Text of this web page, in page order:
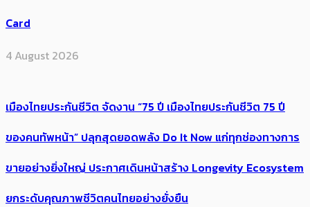
Card
4 August 2026
เมืองไทยประกันชีวิต จัดงาน “75 ปี เมืองไทยประกันชีวิต 75 ปี
ของคนทัพหน้า” ปลุกสุดยอดพลัง Do It Now แก่ทุกช่องทางการ
ขายอย่างยิ่งใหญ่ ประกาศเดินหน้าสร้าง Longevity Ecosystem
ยกระดับคุณภาพชีวิตคนไทยอย่างยั่งยืน